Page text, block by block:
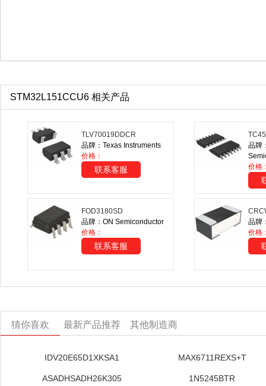
STM32L151CCU6 相关产品
TLV70019DDCR
品牌：Texas Instruments
价格：
联系客服
品牌
价格
FOD3180SD
品牌：ON Semiconductor
价格：
联系客服
品牌
价格
猜你喜欢 最新产品推荐 其他制造商
IDV20E65D1XKSA1 MAX6711REXS+T
ASADHSADH26K305 1N5245BTR